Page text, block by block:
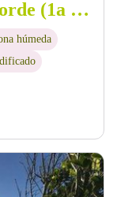
De Port-Louis a Anse Laborde (1a etapa)
húmeda